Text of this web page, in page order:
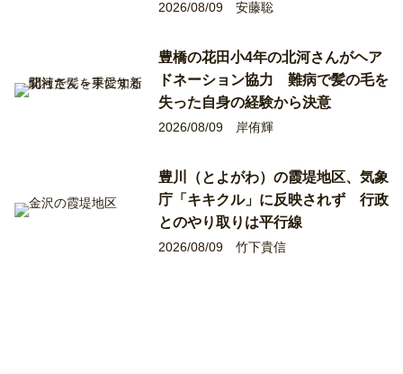
2026/08/09 安藤聡
豊橋の花田小4年の北河さんがヘア
ドネーション協力 難病で髪の毛を
失った自身の経験から決意
2026/08/09 岸侑輝
豊川（とよがわ）の霞堤地区、気象
庁「キキクル」に反映されず 行政
とのやり取りは平行線
2026/08/09 竹下貴信